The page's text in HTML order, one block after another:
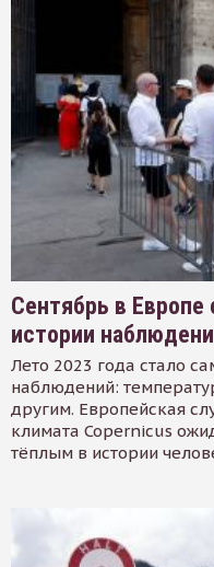
Сентябрь в
истории
Лето 2023 года стало
наблюдений:
другим. Европейская
климата Copernicus
тёплым в истории